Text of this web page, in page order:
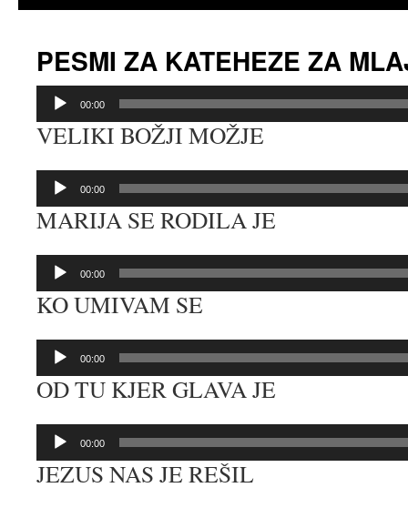
PESMI ZA KATEHEZE ZA
Predvajalnik
00:00
VELIKI BOŽJI MOŽJE
Predvajalnik
00:00
MARIJA SE RODILA JE
Predvajalnik
00:00
KO UMIVAM SE
Predvajalnik
00:00
OD TU KJER GLAVA JE
Predvajalnik
00:00
JEZUS NAS JE REŠIL